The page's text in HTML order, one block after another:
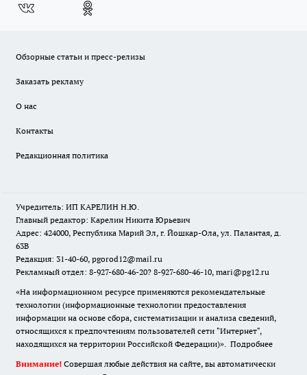
Обзорные статьи и пресс-релизы
Заказать рекламу
О нас
Контакты
Редакционная политика
Учредитель: ИП КАРЕЛИН Н.Ю.
Главный редактор: Карелин Никита Юрьевич
Адрес: 424000, Республика Марий Эл, г. Йошкар-Ола, ул. Палантая, д.
63В
Редакция: 31-40-60, pgorod12@mail.ru
Рекламный отдел: 8-927-680-46-20? 8-927-680-46-10, mari@pg12.ru
«На информационном ресурсе применяются рекомендательные
технологии (информационные технологии предоставления
информации на основе сбора, систематизации и анализа сведений,
относящихся к предпочтениям пользователей сети "Интернет",
находящихся на территории Российской Федерации)». Подробнее
Внимание! Совершая любые действия на сайте, вы автоматически